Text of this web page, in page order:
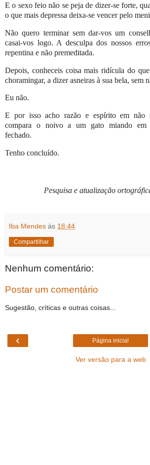
E o sexo feio não se peja de dizer-se forte,
o que mais depressa deixa-se vencer pelo
Não quero terminar sem dar-vos um
casai-vos logo. A desculpa dos nossos
repentina e não premeditada.
Depois, conheceis coisa mais ridícula do
choramingar, a dizer asneiras à sua bela, sem
Eu não.
E por isso acho razão e espírito em não
compara o noivo a um gato miando em
fechado.
Tenho concluído.
Pesquisa e atualização
Iba Mendes às 18:44
Compartilhar
Nenhum comentário:
Postar um comentário
Sugestão, críticas e outras coisas...
‹ Página inicial
Ver versão para a web